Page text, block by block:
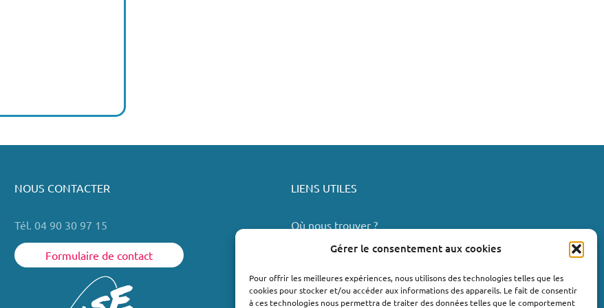
Gérer le consentement aux cookies
Pour offrir les meilleures expériences, nous utilisons des technologies telles que les
cookies pour stocker et/ou accéder aux informations des appareils. Le fait de consentir
à ces technologies nous permettra de traiter des données telles que le comportement
NOUS CONTACTER
Tél. 04 90 30 97 15
Formulaire de contact
LIENS UTILES
Où nous trouver ?
Valréas
Le Teil